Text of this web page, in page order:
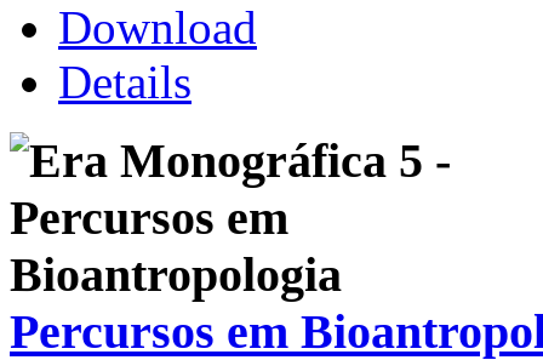
Download
Details
Percursos em